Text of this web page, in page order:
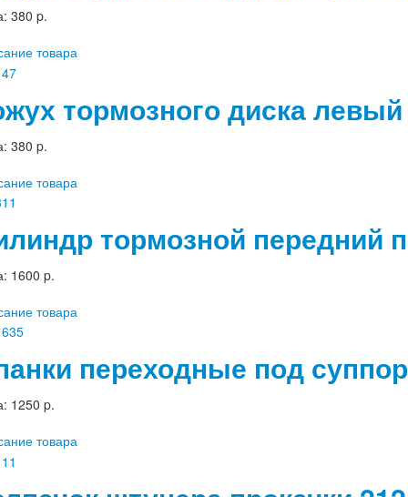
380 p.
товара
тормозного диска
380 p.
товара
тормозной передний
1600 p.
товара
переходные под
1250 p.
товара